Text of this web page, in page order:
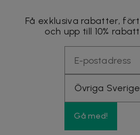
Få exklusiva rabatter,
och upp till 10%
Gå med!